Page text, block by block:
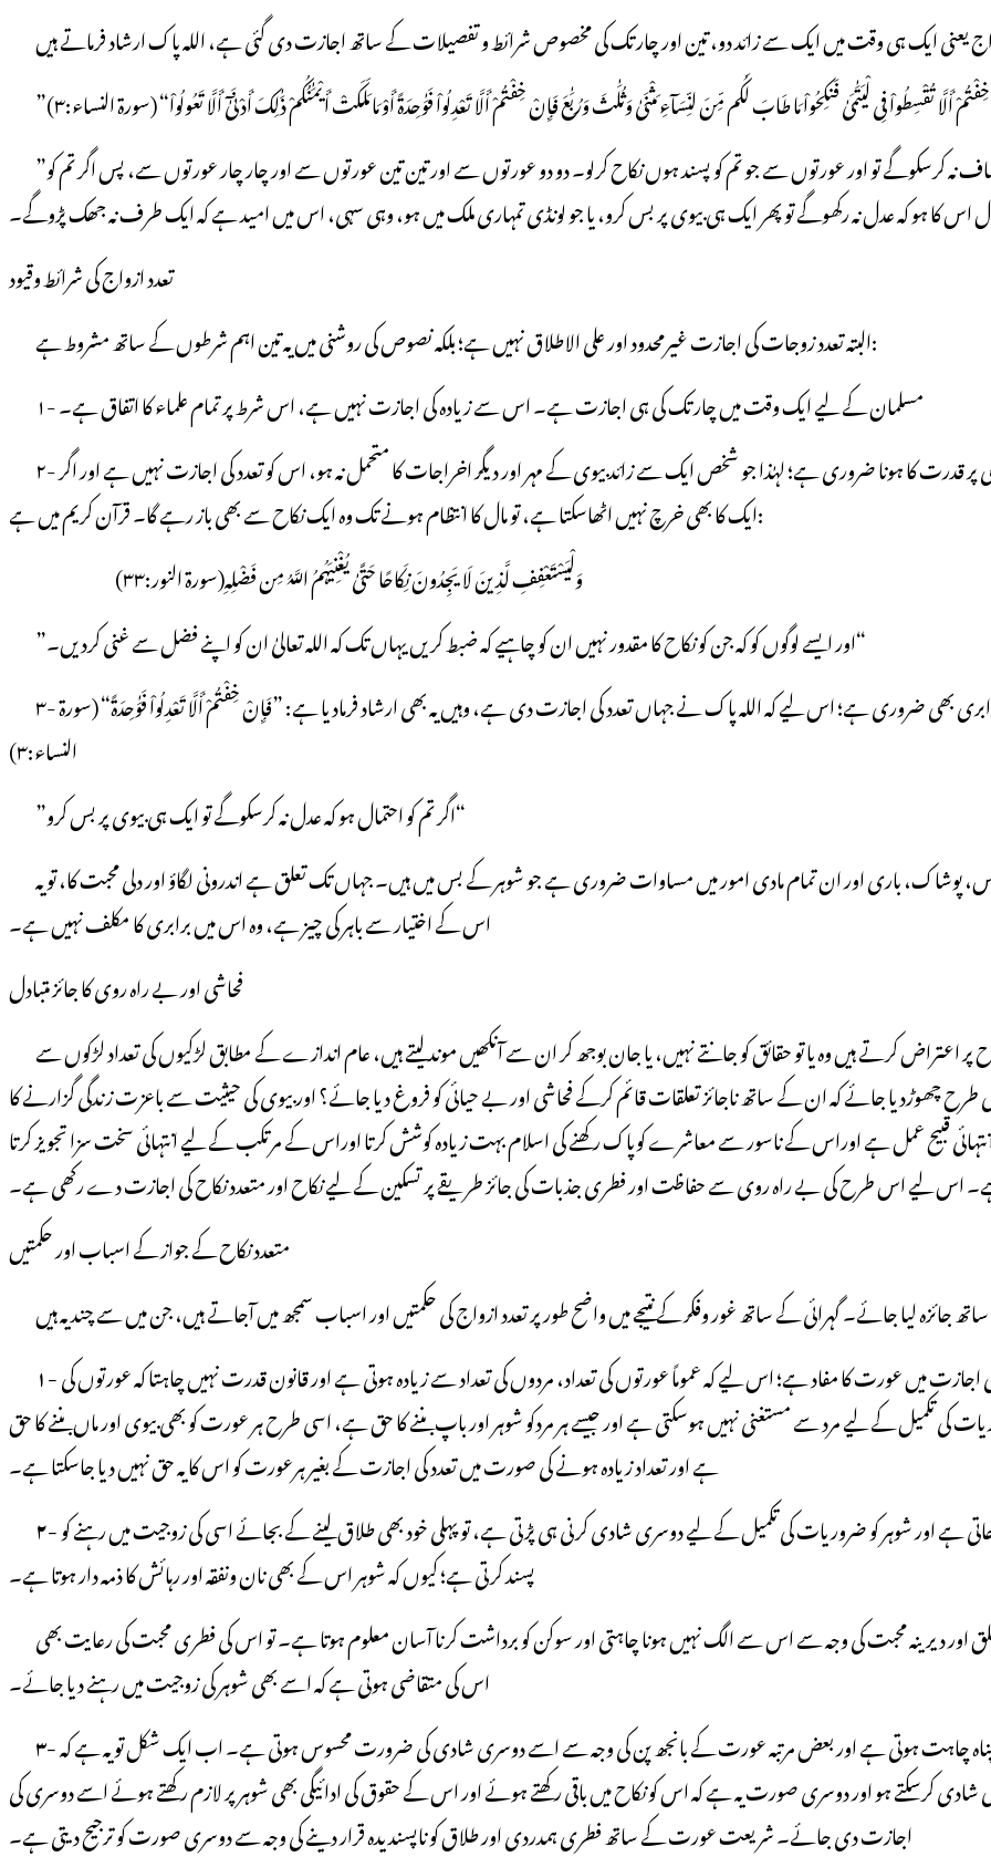
أَلَّا تُقْسِطُواْ فِی لْیَتَٰمَیٰ فَنکِحُواْ مَا طَابَ لَکُم مِّنَ لنِّسَآءِ مَثْنَیٰ وَثُلَٰثَ وَرُبَٰعَ فَإِنْ خِفْتُمْ أَلَّا تَعْدِلُواْ فَوَٰحِدَةً أَوْ مَا مَلَکَتْ أَیْمَٰنُکُمْ ذَٰلِکَ أَدْنَیٰٓ أَلَّا تَعُولُواْ“ (سورة النساء:۳)
”اور اگر تم کو اس بات کا احتمال ہو کہ تم یتیم لڑکیوں کے بارے میں انصاف نہ کرسکوگے تو اور عورتوں سے جو تم کو پسند ہوں نکاح کرلو۔ دو دو عورتوں سے اور تین تین عورتوں سے اور چار چار عورتوں سے، پس اگر تم کو
تعدد ازواج کی شرائط وقیود
البتہ تعدد زوجات کی اجازت غیرمحدود اور علی الاطلاق نہیں ہے؛ بلکہ نصوص کی روشنی میں یہ تین اہم شرطوں کے ساتھ مشروط ہے:
۱- مسلمان کے لیے ایک وقت میں چار تک کی ہی اجازت ہے۔ اس سے زیادہ کی اجازت نہیں ہے، اس شرط پر تمام علماء کا اتفاق ہے۔
۲- تعدد ازواج کی رخصت سے فائدہ اٹھانے کے لیے بیویوں کے حقوق کی ادائیگی پر قدرت کا ہونا ضروری ہے؛ لہٰذا جو شخص ایک سے زائد بیوی کے مہر اور دیگر اخراجات کا متحمل نہ ہو، اس کو تعدد کی اجازت نہیں ہے اور اگر
ایک کا بھی خرچ نہیں اٹھاسکتا ہے، تو مال کا انتظام ہونے تک وہ ایک نکاح سے بھی باز رہے گا۔ قرآن کریم میں ہے:
وَلْیَسْتَعْفِفِ لَّذِینَ لَا یَجِدُونَ نِکَاحًا حَتَّیٰ یُغْنِیَہُمُ اللَّہُ مِن فَضْلِہِ(سورة النور:۳۳)
”اور ایسے لوگوں کو کہ جن کو نکاح کا مقدور نہیں ان کو چاہیے کہ ضبط کریں یہاں تک کہ اللہ تعالیٰ ان کو اپنے فضل سے غنی کردیں۔“
۳- ایک سے زائد خواتین سے نکاح کی صورت میں ان کے درمیان عدل اور برابری بھی ضروری ہے؛ اس لیے کہ اللہ پاک نے جہاں تعدد کی اجازت دی ہے، وہیں یہ بھی ارشاد فرمادیا ہے: ”فَإِنْ خِفْتُمْ أَلَّا تَعْدِلُواْ فَوَٰحِدَةً“ (سورة
النساء:۳)
”اگر تم کو احتمال ہو کہ عدل نہ کرسکوگے تو ایک ہی بیوی پر بس کرو“
اس کے اختیار سے باہر کی چیز ہے، وہ اس میں برابری کا مکلف نہیں ہے۔
فحاشی اور بے راہ روی کا جائز متبادل
کی طرح چھوڑدیا جائے کہ ان کے ساتھ ناجائز تعلقات قائم کرکے فحاشی اور بے حیائی کو فروغ دیا جائے؟ اور بیوی کی حیثیت سے باعزت زندگی گزارنے کا
قبیح عمل ہے اوراس کے ناسور سے معاشرے کوپاک رکھنے کی اسلام بہت زیادہ کوشش کرتا اوراس کے مرتکب کے لیے انتہائی سخت سزا تجویز کرتا
اس لیے اس طرح کی بے راہ روی سے حفاظت اور فطری جذبات کی جائز طریقے پر تسکین کے لیے نکاح اور متعدد نکاح کی اجازت دے رکھی ہے۔
متعدد نکاح کے جواز کے اسباب اور حکمتیں
۱-میں عورت کا مفاد ہے؛ اس لیے کہ عموماً عورتوں کی تعداد، مردوں کی تعداد سے زیادہ ہوتی ہے اور قانون قدرت نہیں چاہتا کہ عورتوں کی
تکمیل کے لیے مرد سے مستغنی نہیں ہوسکتی ہے اور جیسے ہر مردکو شوہر اور باپ بننے کا حق ہے، اسی طرح ہر عورت کو بھی بیوی اور ماں بننے کا حق
ہے اور تعداد زیادہ ہونے کی صورت میں تعدد کی اجازت کے بغیر ہرعورت کو اس کا یہ حق نہیں دیا جاسکتا ہے۔
۲-ہے اور شوہر کو ضروریات کی تکمیل کے لیے دوسری شادی کرنی ہی پڑتی ہے، تو پہلی خود بھی طلاق لینے کے بجائے اسی کی زوجیت میں رہنے کو
پسند کرتی ہے؛ کیوں کہ شوہر اس کے بھی نان ونفقہ اور رہائش کا ذمہ دار ہوتا ہے۔
اس کی متقاضی ہوتی ہے کہ اسے بھی شوہر کی زوجیت میں رہنے دیا جائے۔
۳-چاہت ہوتی ہے اور بعض مرتبہ عورت کے بانجھ پن کی وجہ سے اسے دوسری شادی کی ضرورت محسوس ہوتی ہے۔ اب ایک شکل تو یہ ہے کہ
شادی کرسکتے ہو اور دوسری صورت یہ ہے کہ اس کو نکاح میں باقی رکھتے ہوئے اور اس کے حقوق کی ادائیگی بھی شوہر پر لازم رکھتے ہوئے اسے دوسری کی
اجازت دی جائے۔ شریعت عورت کے ساتھ فطری ہمدردی اور طلاق کو ناپسندیدہ قرار دینے کی وجہ سے دوسری صورت کو ترجیح دیتی ہے۔